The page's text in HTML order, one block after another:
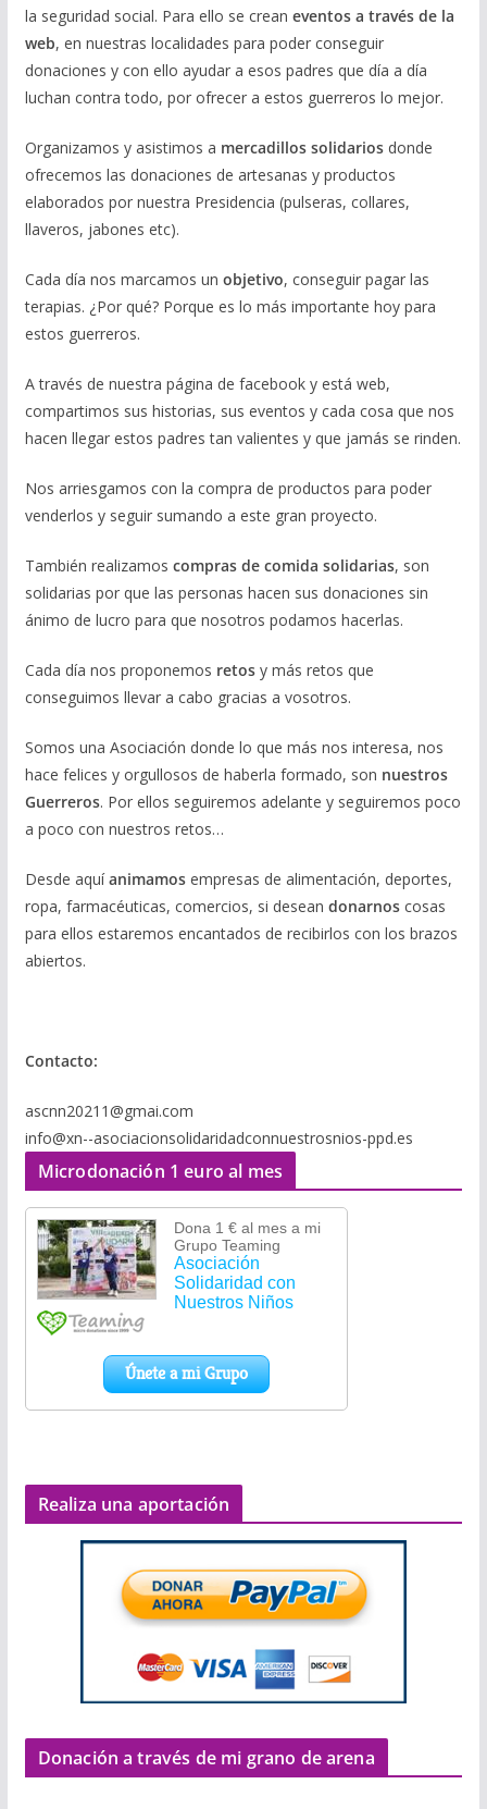
la seguridad social. Para ello se crean eventos a través de la
web, en nuestras localidades para poder conseguir
donaciones y con ello ayudar a esos padres que día a día
luchan contra todo, por ofrecer a estos guerreros lo mejor.
Organizamos y asistimos a mercadillos solidariosdonde
ofrecemos las donaciones de artesanas y productos
elaborados por nuestra Presidencia (pulseras, collares,
llaveros, jabones etc).
Cada día nos marcamos un objetivo, conseguir pagar las
terapias. ¿Por qué? Porque es lo más importante hoy para
estos guerreros.
A través de nuestra página de facebook y está web,
compartimos sus historias, sus eventos y cada cosa que nos
hacen llegar estos padres tan valientes y que jamás se rinden.
Nos arriesgamos con la compra de productos para poder
venderlos y seguir sumando a este gran proyecto.
También realizamos compras de comida solidarias, son
solidarias por que las personas hacen sus donaciones sin
ánimo de lucro para que nosotros podamos hacerlas.
Cada día nos proponemos retosy más retos que
conseguimos llevar a cabo gracias a vosotros.
Somos una Asociación donde lo que más nos interesa, nos
hace felices y orgullosos de haberla formado, son nuestros
Guerreros. Por ellos seguiremos adelante y seguiremos poco
a poco con nuestros retos…
Desde aquíanimamosempresas de alimentación, deportes,
ropa, farmacéuticas, comercios, si desean donarnoscosas
para ellos estaremos encantados de recibirlos con los brazos
abiertos.
Contacto:
ascnn20211@gmai.com
info@xn--asociacionsolidaridadconnuestrosnios-ppd.es
Microdonación 1 euro al mes
Realiza una aportación
Donación a través de mi grano de arena